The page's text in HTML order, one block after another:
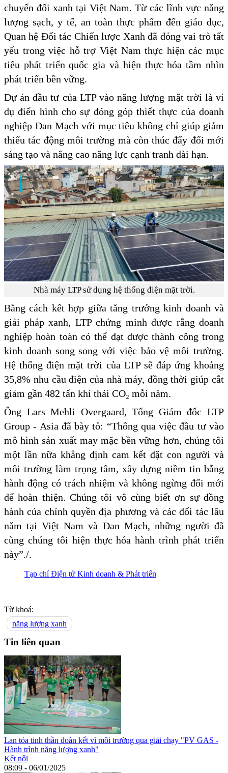
chuyển đổi xanh tại Việt Nam. Từ các lĩnh vực năng
lượng sạch, y tế, an toàn thực phẩm đến giáo dục,
Quan hệ Đối tác Chiến lược Xanh đã đóng vai trò tất
yếu trong việc hỗ trợ Việt Nam thực hiện các mục
tiêu phát triển quốc gia và hiện thực hóa tầm nhìn
phát triển bền vững.
Dự án đầu tư của LTP vào năng lượng mặt trời là ví
dụ điển hình cho sự đóng góp thiết thực của doanh
nghiệp Đan Mạch với mục tiêu không chỉ giúp giảm
thiểu tác động môi trường mà còn thúc đẩy đổi mới
sáng tạo và nâng cao năng lực cạnh tranh dài hạn.
Nhà máy LTP sử dụng hệ thống điện mặt trời.
Bằng cách kết hợp giữa tăng trưởng kinh doanh và
giải pháp xanh, LTP chứng minh được rằng doanh
nghiệp hoàn toàn có thể đạt được thành công trong
kinh doanh song song với việc bảo vệ môi trường.
Hệ thống điện mặt trời của LTP sẽ đáp ứng khoảng
35,8% nhu cầu điện của nhà máy, đồng thời giúp cắt
giảm gần 482 tấn khí thải CO₂ mỗi năm.
Ông Lars Mehli Overgaard, Tổng Giám đốc LTP
Group - Asia đã bày tỏ: “Thông qua việc đầu tư vào
mô hình sản xuất may mặc bền vững hơn, chúng tôi
một lần nữa khẳng định cam kết đặt con người và
môi trường làm trọng tâm, xây dựng niềm tin bằng
hành động có trách nhiệm và không ngừng đổi mới
để hoàn thiện. Chúng tôi vô cùng biết ơn sự đồng
hành của chính quyền địa phương và các đối tác lâu
năm tại Việt Nam và Đan Mạch, những người đã
cùng chúng tôi hiện thực hóa hành trình phát triển
này”./.
Tạp chí Điện tử Kinh doanh & Phát triển
Từ khoá:
năng lượng xanh
Tin liên quan
Lan tỏa tinh thần đoàn kết vì môi trường qua giải chạy "PV GAS -
Hành trình năng lượng xanh"
Kết nối
08:09 - 06/01/2025